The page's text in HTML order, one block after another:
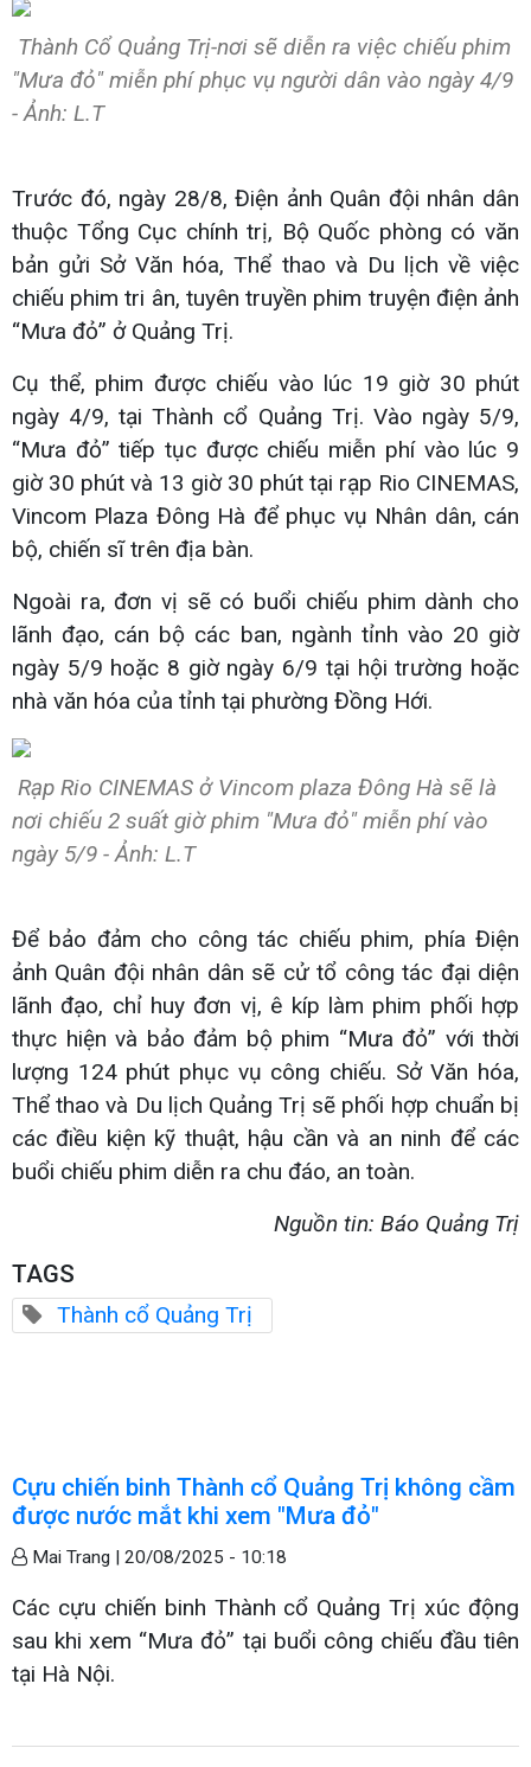
Thành Cổ Quảng Trị-nơi sẽ diễn ra việc chiếu phim
"Mưa đỏ" miễn phí phục vụ người dân vào ngày 4/9
- Ảnh: L.T
Trước đó, ngày 28/8, Điện ảnh Quân đội nhân dân
thuộc Tổng Cục chính trị, Bộ Quốc phòng có văn
bản gửi Sở Văn hóa, Thể thao và Du lịch về việc
chiếu phim tri ân, tuyên truyền phim truyện điện ảnh
“Mưa đỏ” ở Quảng Trị.
Cụ thể, phim được chiếu vào lúc 19 giờ 30 phút
ngày 4/9, tại Thành cổ Quảng Trị. Vào ngày 5/9,
“Mưa đỏ” tiếp tục được chiếu miễn phí vào lúc 9
giờ 30 phút và 13 giờ 30 phút tại rạp Rio CINEMAS,
Vincom Plaza Đông Hà để phục vụ Nhân dân, cán
bộ, chiến sĩ trên địa bàn.
Ngoài ra, đơn vị sẽ có buổi chiếu phim dành cho
lãnh đạo, cán bộ các ban, ngành tỉnh vào 20 giờ
ngày 5/9 hoặc 8 giờ ngày 6/9 tại hội trường hoặc
nhà văn hóa của tỉnh tại phường Đồng Hới.
Rạp Rio CINEMAS ở Vincom plaza Đông Hà sẽ là
nơi chiếu 2 suất giờ phim "Mưa đỏ" miễn phí vào
ngày 5/9 - Ảnh: L.T
Để bảo đảm cho công tác chiếu phim, phía Điện
ảnh Quân đội nhân dân sẽ cử tổ công tác đại diện
lãnh đạo, chỉ huy đơn vị, ê kíp làm phim phối hợp
thực hiện và bảo đảm bộ phim “Mưa đỏ” với thời
lượng 124 phút phục vụ công chiếu. Sở Văn hóa,
Thể thao và Du lịch Quảng Trị sẽ phối hợp chuẩn bị
các điều kiện kỹ thuật, hậu cần và an ninh để các
buổi chiếu phim diễn ra chu đáo, an toàn.
Nguồn tin: Báo Quảng Trị
TAGS
Thành cổ Quảng Trị
Cựu chiến binh Thành cổ Quảng Trị không cầm
được nước mắt khi xem "Mưa đỏ"
Mai Trang | 20/08/2025 - 10:18
Các cựu chiến binh Thành cổ Quảng Trị xúc động
sau khi xem “Mưa đỏ” tại buổi công chiếu đầu tiên
tại Hà Nội.